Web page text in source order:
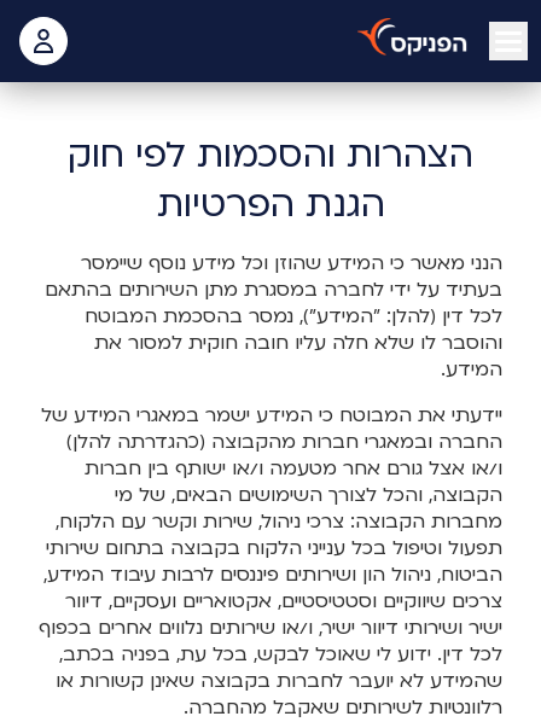
open mobile menu
הצהרות והסכמות לפי חוק
הגנת הפרטיות
הנני מאשר כי המידע שהוזן וכל מידע נוסף שיימסר
בעתיד על ידי לחברה במסגרת מתן השירותים בהתאם
לכל דין (להלן: "המידע"), נמסר בהסכמת המבוטח
והוסבר לו שלא חלה עליו חובה חוקית למסור את
המידע.
יידעתי את המבוטח כי המידע ישמר במאגרי המידע של
החברה ובמאגרי חברות מהקבוצה (כהגדרתה להלן)
ו/או אצל גורם אחר מטעמה ו/או ישותף בין חברות
הקבוצה, והכל לצורך השימושים הבאים, של מי
מחברות הקבוצה: צרכי ניהול, שירות וקשר עם הלקוח,
תפעול וטיפול בכל ענייני הלקוח בקבוצה בתחום שירותי
הביטוח, ניהול הון ושירותים פיננסים לרבות עיבוד המידע,
צרכים שיווקיים וסטטיסטיים, אקטואריים ועסקיים, דיוור
ישיר ושירותי דיוור ישיר, ו/או שירותים נלווים אחרים בכפוף
לכל דין. ידוע לי שאוכל לבקש, בכל עת, בפניה בכתב,
שהמידע לא יועבר לחברות בקבוצה שאינן קשורות או
רלוונטיות לשירותים שאקבל מהחברה.